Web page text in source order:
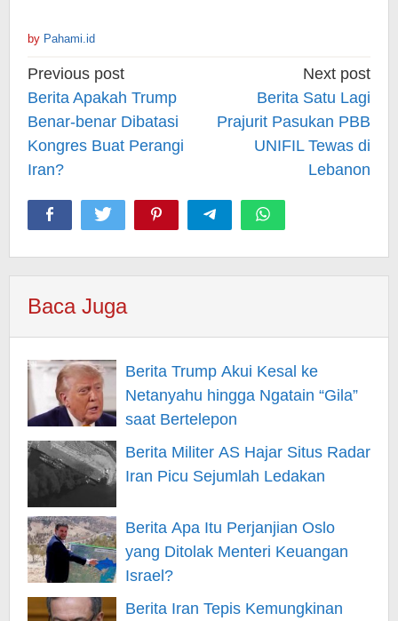
by Pahami.id
Post
navigation
Previous post
Berita Apakah Trump
Benar-benar Dibatasi
Kongres Buat Perangi
Iran?
Next post
Berita Satu Lagi
Prajurit Pasukan PBB
UNIFIL Tewas di
Lebanon
Baca Juga
Berita Trump Akui Kesal ke
Netanyahu hingga Ngatain “Gila”
saat Bertelepon
Berita Militer AS Hajar Situs Radar
Iran Picu Sejumlah Ledakan
Berita Apa Itu Perjanjian Oslo
yang Ditolak Menteri Keuangan
Israel?
Berita Iran Tepis Kemungkinan